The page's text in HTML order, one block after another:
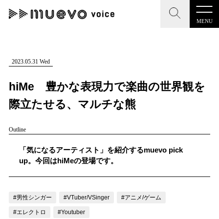
MENU
CLOSE
記事を検索する
人気ワード
#男性SSW #ポップス #女性SSW
CLOSE
"読者の声を形にする”音楽特化メディア
MENU
記事一覧
お問い合わせ
2023.05.31 Wed
hiMe 豊かな表現力で楽曲の世界観を
際立たせる、マルチな熊
Outline
「気になるアーティスト」を紹介するmuevo pick
up。今回はhiMeの登場です。
#男性シンガー #VTuber/VSinger #アニメ/ゲーム
#エレクトロ #Youtuber